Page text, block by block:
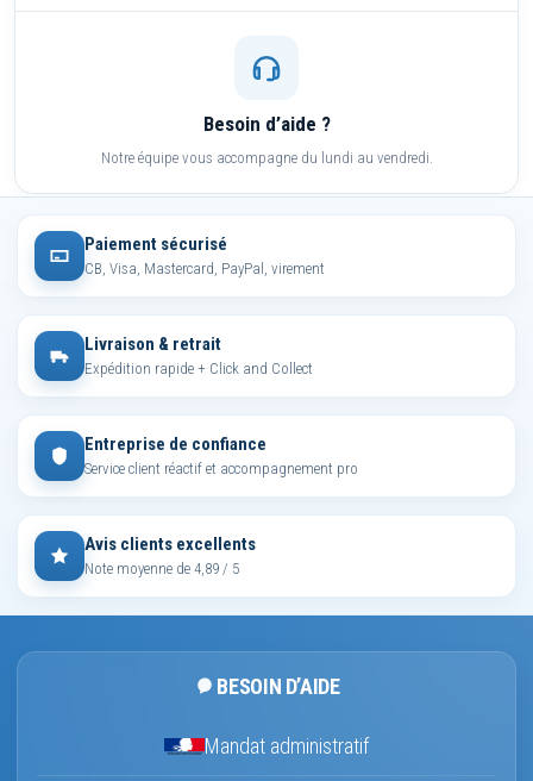
Besoin d’aide ?
Notre équipe vous accompagne du lundi au vendredi.
Paiement sécurisé
CB, Visa, Mastercard, PayPal, virement
Livraison & retrait
Expédition rapide + Click and Collect
Entreprise de confiance
Service client réactif et accompagnement pro
Avis clients excellents
Note moyenne de 4,89 / 5
BESOIN D’AIDE
Mandat administratif